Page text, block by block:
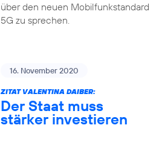
über den neuen Mobilfunkstandard
5G zu sprechen.
16. November 2020
ZITAT VALENTINA DAIBER:
Der Staat muss
stärker investieren